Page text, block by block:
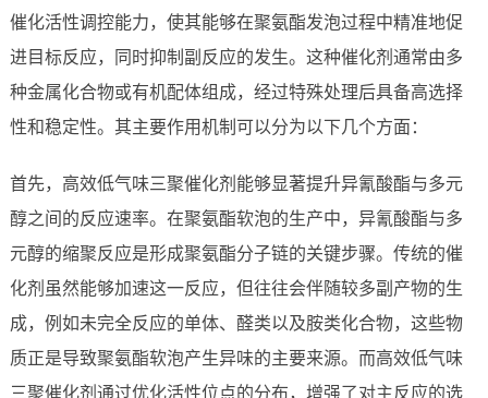
催化活性调控能力，使其能够在聚氨酯发泡过程中精准地促
进目标反应，同时抑制副反应的发生。这种催化剂通常由多
种金属化合物或有机配体组成，经过特殊处理后具备高选择
性和稳定性。其主要作用机制可以分为以下几个方面：
首先，高效低气味三聚催化剂能够显著提升异氰酸酯与多元
醇之间的反应速率。在聚氨酯软泡的生产中，异氰酸酯与多
元醇的缩聚反应是形成聚氨酯分子链的关键步骤。传统的催
化剂虽然能够加速这一反应，但往往会伴随较多副产物的生
成，例如未完全反应的单体、醛类以及胺类化合物，这些物
质正是导致聚氨酯软泡产生异味的主要来源。而高效低气味
三聚催化剂通过优化活性位点的分布，增强了对主反应的选